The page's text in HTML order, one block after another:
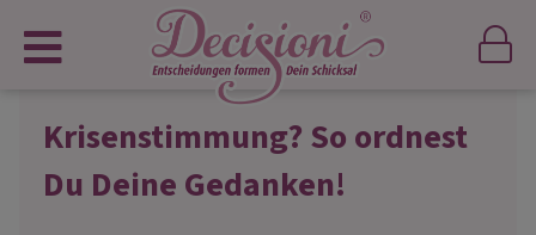
Krisenstimmung? So ordnest
Du Deine Gedanken!